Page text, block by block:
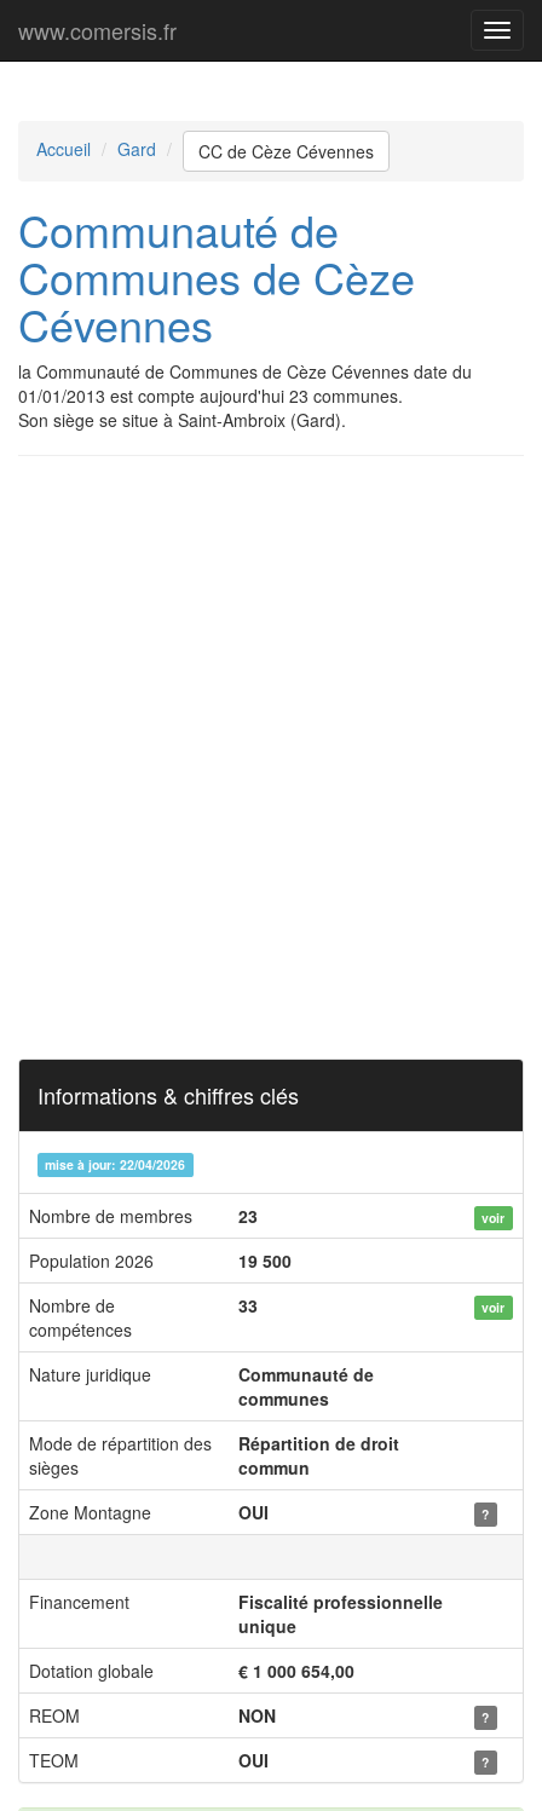
Menu
www.comersis.fr
Accueil Gard CC de Cèze Cévennes
Communauté de
Communes de Cèze
Cévennes
la Communauté de Communes de Cèze Cévennes date du
01/01/2013 est compte aujourd'hui 23 communes.
Son siège se situe à Saint-Ambroix (Gard).
Informations & chiffres clés
mise à jour: 22/04/2026
Nombre de membres 23 voir
Population 2026
19 500
Nombre de
compétences
33 voir
Nature juridique
Communauté de
communes
Mode de répartition des
sièges
Répartition de droit
commun
Zone Montagne
OUI ?
Financement
Fiscalité professionnelle
unique
Dotation globale
€ 1 000 654,00
REOM
NON ?
TEOM OUI ?